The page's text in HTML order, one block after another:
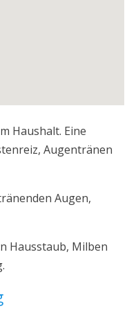
Haushalt. Eine
Augentränen
Augen,
Hausstaub, Milben